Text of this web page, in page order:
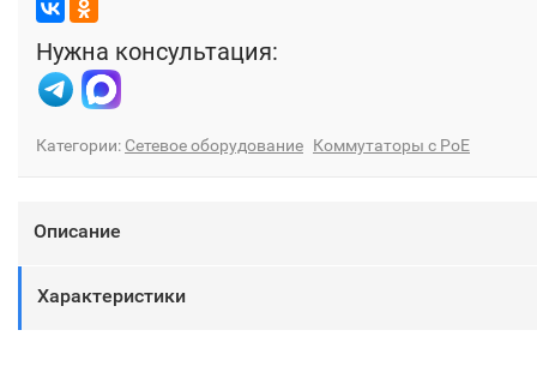
Нужна консультация:
Категории: Сетевое оборудование Коммутаторы с PoE
Описание
Характеристики